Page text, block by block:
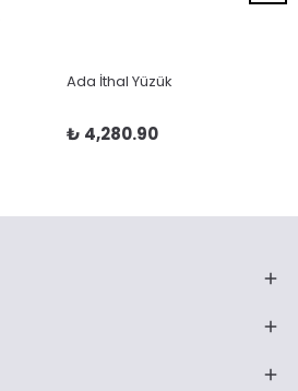
Ada İthal Yüzük
₺ 4,280.90